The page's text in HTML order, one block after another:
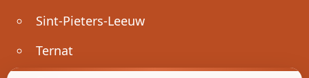
Sint-Pieters-Leeuw
Ternat